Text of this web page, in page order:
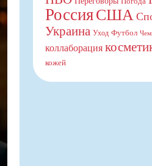
РоссияСША
Украина Уход Футбол
коллаборация
кожей